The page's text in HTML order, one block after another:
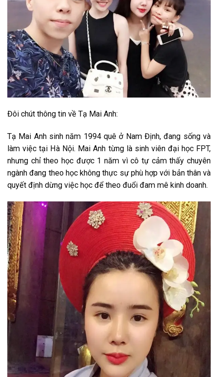
Đôi chút thông tin về Tạ Mai Anh:
Tạ Mai Anh sinh năm 1994 quê ở Nam Định, đang sống và
làm việc tại Hà Nội. Mai Anh từng là sinh viên đại học FPT,
nhưng chỉ theo học được 1 năm vì cô tự cảm thấy chuyên
ngành đang theo học không thực sự phù hợp với bản thân và
quyết định dừng việc học để theo đuổi đam mê kinh doanh.